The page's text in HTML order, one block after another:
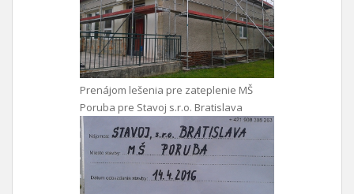
Prenájom lešenia pre zateplenie MŠ
Poruba pre Stavoj s.r.o. Bratislava